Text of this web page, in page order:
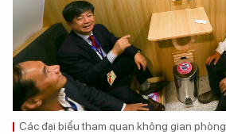
Các đại biểu tham quan không gian